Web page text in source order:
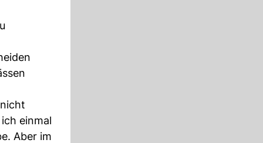
einmal
Aber im